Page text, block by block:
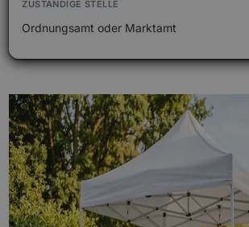
Ordnungsamt oder Marktamt